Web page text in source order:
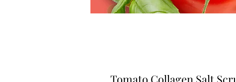
Tomato Collagen Salt